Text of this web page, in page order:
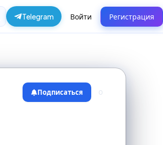
Telegram Войти Регистрация
Подписаться 0